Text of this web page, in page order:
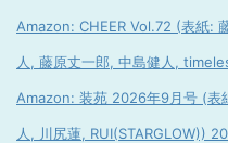
Amazon: CHEER Vol.72 (表紙:
人, 藤原丈一郎, 中島健人,
Amazon: 装苑 2026年9月号 (表
人, 川尻蓮, RUI(STARGLOW))